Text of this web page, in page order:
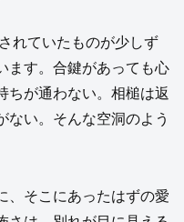
れていたものが少しず
ます。合鍵があっても心
ちが通わない。相槌は返
ない。そんな空洞のよう
、そこにあったはずの愛